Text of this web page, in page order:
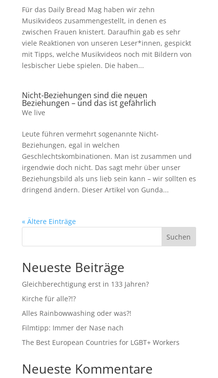
Für das Daily Bread Mag haben wir zehn
Musikvideos zusammengestellt, in denen es
zwischen Frauen knistert. Daraufhin gab es sehr
viele Reaktionen von unseren Leser*innen, gespickt
mit Tipps, welche Musikvideos noch mit Bildern von
lesbischer Liebe spielen. Die haben...
Nicht-Beziehungen sind die neuen
Beziehungen – und das ist gefährlich
We live
Leute führen vermehrt sogenannte Nicht-
Beziehungen, egal in welchen
Geschlechtskombinationen. Man ist zusammen und
irgendwie doch nicht. Das sagt mehr über unser
Beziehungsbild als uns lieb sein kann – wir sollten es
dringend ändern. Dieser Artikel von Gunda...
« Ältere Einträge
Suchen
Neueste Beiträge
Gleichberechtigung erst in 133 Jahren?
Kirche für alle?!?
Alles Rainbowwashing oder was?!
Filmtipp: Immer der Nase nach
The Best European Countries for LGBT+ Workers
Neueste Kommentare